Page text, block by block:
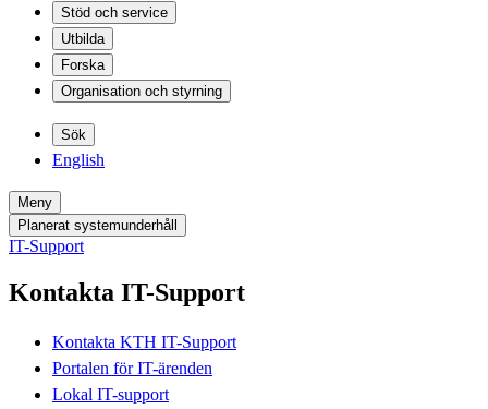
Stöd och service
Utbilda
Forska
Organisation och styrning
Sök
English
Meny
Planerat systemunderhåll
IT-Support
Kontakta IT-Support
Kontakta KTH IT-Support
Portalen för IT-ärenden
Lokal IT-support